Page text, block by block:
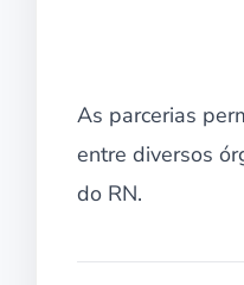
As parcerias
entre diversos
do RN.